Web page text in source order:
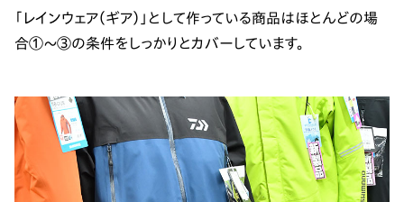
「レインウェア（ギア）」として作っている商品はほとんどの場
合①～③の条件をしっかりとカバーしています。